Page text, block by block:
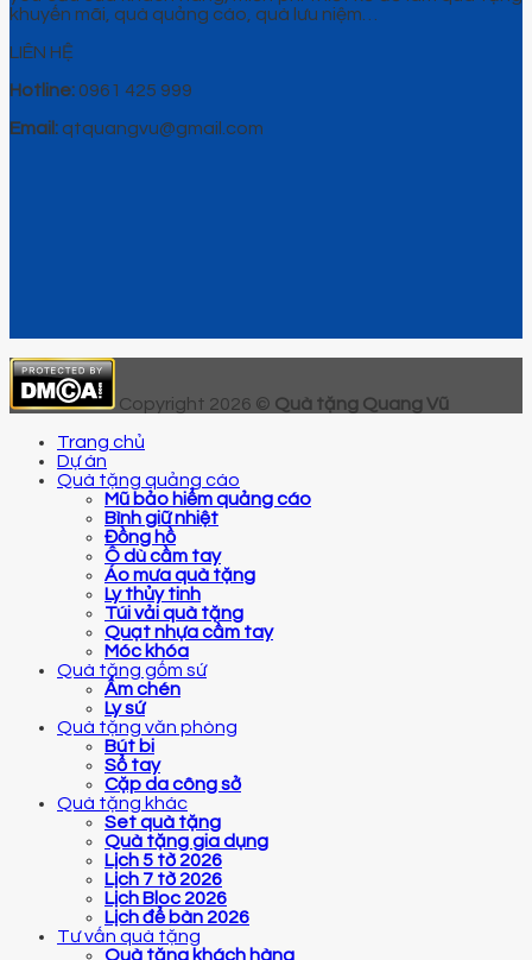
khuyến mãi, quà quảng cáo, quà lưu niệm…
LIÊN HỆ
Hotline: 0961 425 999
Email: qtquangvu@gmail.com
Copyright 2026 © Quà tặng Quang Vũ
Trang chủ
Dự án
Quà tặng quảng cáo
Mũ bảo hiểm quảng cáo
Bình giữ nhiệt
Đồng hồ
Ô dù cầm tay
Áo mưa quà tặng
Ly thủy tinh
Túi vải quà tặng
Quạt nhựa cầm tay
Móc khóa
Quà tặng gốm sứ
Ấm chén
Ly sứ
Quà tặng văn phòng
Bút bi
Sổ tay
Cặp da công sở
Quà tặng khác
Set quà tặng
Quà tặng gia dụng
Lịch 5 tờ 2026
Lịch 7 tờ 2026
Lịch Bloc 2026
Lịch để bàn 2026
Tư vấn quà tặng
Quà tặng khách hàng